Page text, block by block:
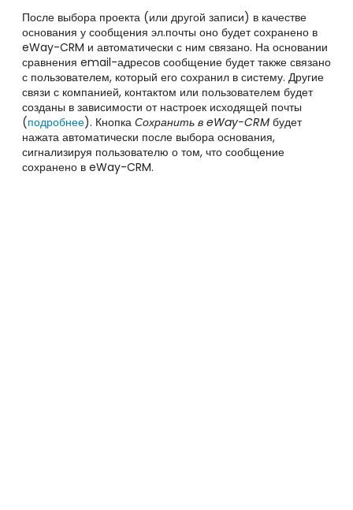
После выбора проекта (или другой записи) в качестве
основания у сообщения эл.почты оно будет сохранено в
eWay-CRM и автоматически с ним связано. На основании
сравнения email-адресов сообщение будет также связано
с пользователем, который его сохранил в систему. Другие
связи с компанией, контактом или пользователем будет
созданы в зависимости от настроек исходящей почты
(подробнее). Кнопка Сохранить в eWay-CRM будет
нажата автоматически после выбора основания,
сигнализируя пользователю о том, что сообщение
сохранено в eWay-CRM.